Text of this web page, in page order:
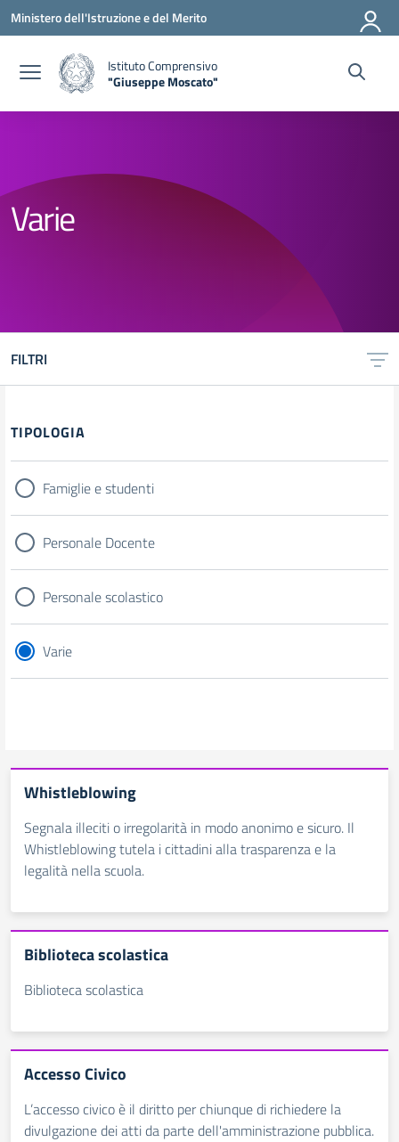
Vai ai contenuti
Vai al menu di navigazione
Vai al footer
Ministero dell'Istruzione e del Merito
Istituto Comprensivo
"Giuseppe Moscato"
Varie
FILTRI
Filtri
TIPOLOGIA
Famiglie e studenti
Personale Docente
Personale scolastico
Varie
Whistleblowing
Segnala illeciti o irregolarità in modo anonimo e sicuro. Il
Whistleblowing tutela i cittadini alla trasparenza e la
legalità nella scuola.
Biblioteca scolastica
Biblioteca scolastica
Accesso Civico
L’accesso civico è il diritto per chiunque di richiedere la
divulgazione dei atti da parte dell'amministrazione pubblica.